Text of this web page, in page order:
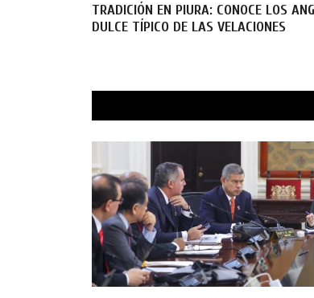
TRADICIÓN EN PIURA: CONOCE LOS
DULCE TÍPICO DE LAS VELACIONES